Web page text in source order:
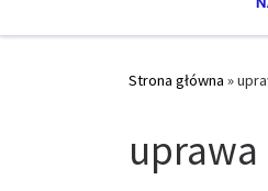
Strona główna »
uprawa